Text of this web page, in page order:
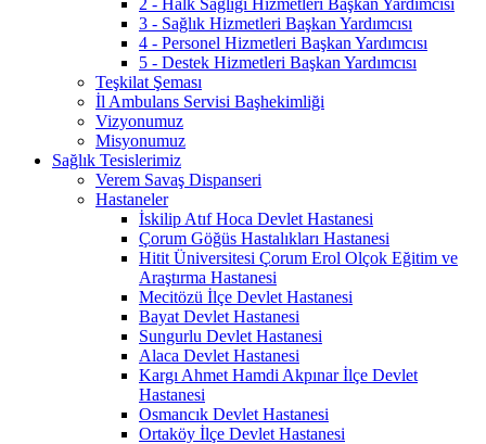
3 - Sağlık Hizmetleri Başkan Yardımcısı
4 - Personel Hizmetleri Başkan Yardımcısı
5 - Destek Hizmetleri Başkan Yardımcısı
Teşkilat Şeması
İl Ambulans Servisi Başhekimliği
Vizyonumuz
Misyonumuz
Sağlık Tesislerimiz
Verem Savaş Dispanseri
Hastaneler
İskilip Atıf Hoca Devlet Hastanesi
Çorum Göğüs Hastalıkları Hastanesi
Hitit Üniversitesi Çorum Erol Olçok Eğitim ve
Araştırma Hastanesi
Mecitözü İlçe Devlet Hastanesi
Bayat Devlet Hastanesi
Sungurlu Devlet Hastanesi
Alaca Devlet Hastanesi
Kargı Ahmet Hamdi Akpınar İlçe Devlet
Hastanesi
Osmancık Devlet Hastanesi
Ortaköy İlçe Devlet Hastanesi